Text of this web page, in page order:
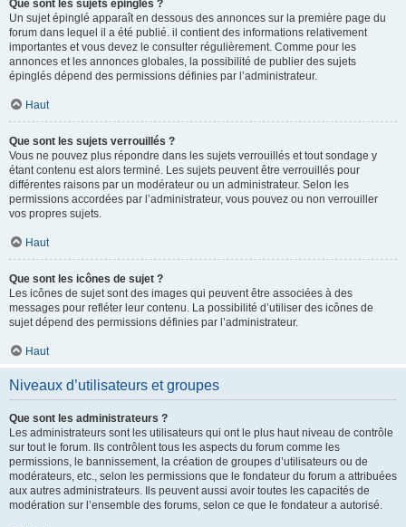
Que sont les sujets épinglés ?
Un sujet épinglé apparaît en dessous des annonces sur la première page du
forum dans lequel il a été publié. il contient des informations relativement
importantes et vous devez le consulter régulièrement. Comme pour les
annonces et les annonces globales, la possibilité de publier des sujets
épinglés dépend des permissions définies par l’administrateur.
Haut
Que sont les sujets verrouillés ?
Vous ne pouvez plus répondre dans les sujets verrouillés et tout sondage y
étant contenu est alors terminé. Les sujets peuvent être verrouillés pour
différentes raisons par un modérateur ou un administrateur. Selon les
permissions accordées par l’administrateur, vous pouvez ou non verrouiller
vos propres sujets.
Haut
Que sont les icônes de sujet ?
Les icônes de sujet sont des images qui peuvent être associées à des
messages pour refléter leur contenu. La possibilité d’utiliser des icônes de
sujet dépend des permissions définies par l’administrateur.
Haut
Niveaux d’utilisateurs et groupes
Que sont les administrateurs ?
Les administrateurs sont les utilisateurs qui ont le plus haut niveau de contrôle
sur tout le forum. Ils contrôlent tous les aspects du forum comme les
permissions, le bannissement, la création de groupes d’utilisateurs ou de
modérateurs, etc., selon les permissions que le fondateur du forum a attribuées
aux autres administrateurs. Ils peuvent aussi avoir toutes les capacités de
modération sur l’ensemble des forums, selon ce que le fondateur a autorisé.